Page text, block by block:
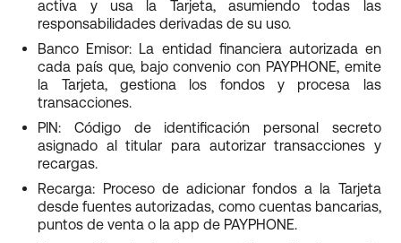
activa y usa la Tarjeta, asumiendo todas las
responsabilidades derivadas de su uso.
Banco Emisor: La entidad financiera autorizada en
cada país que, bajo convenio con PAYPHONE, emite
la Tarjeta, gestiona los fondos y procesa las
transacciones.
PIN: Código de identificación personal secreto
asignado al titular para autorizar transacciones y
recargas.
Recarga: Proceso de adicionar fondos a la Tarjeta
desde fuentes autorizadas, como cuentas bancarias,
puntos de venta o la app de PAYPHONE.